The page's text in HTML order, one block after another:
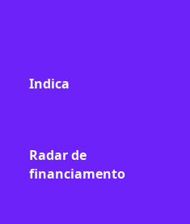
Indica
Radar de
financiamento